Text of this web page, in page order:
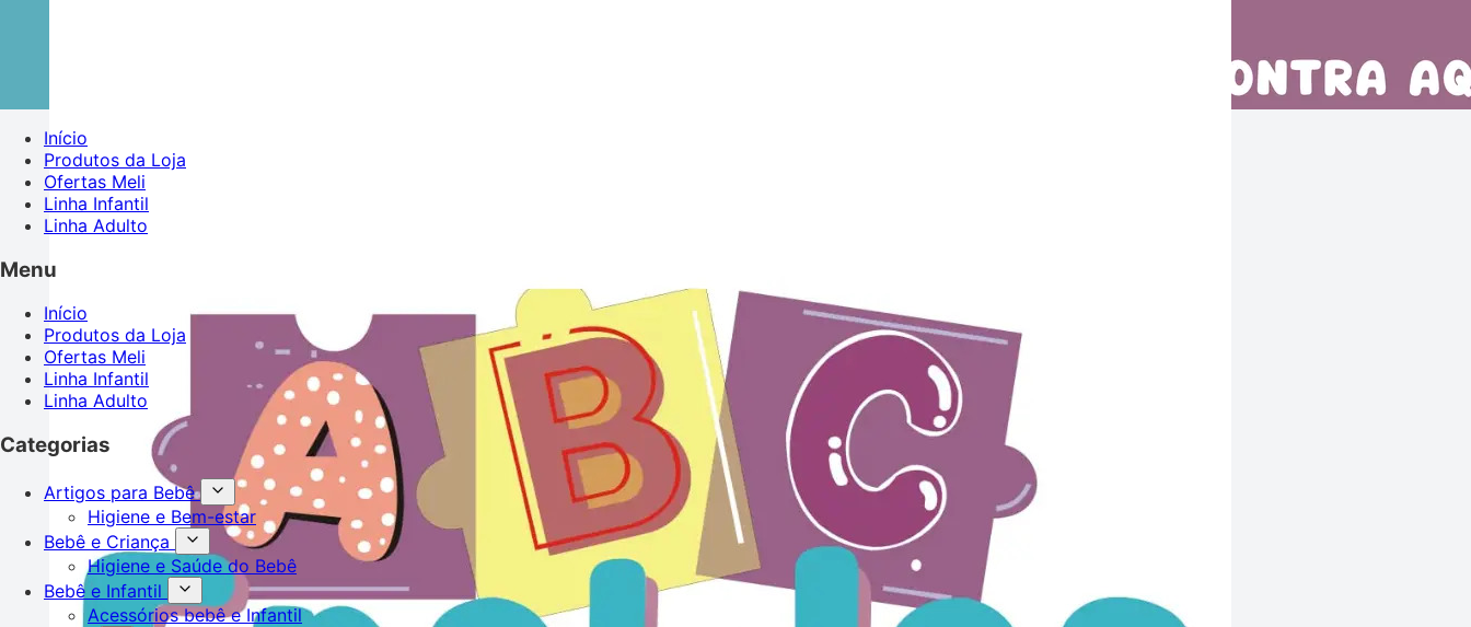
Início
Produtos da Loja
Ofertas Meli
Linha Infantil
Linha Adulto
Menu
Início
Produtos da Loja
Ofertas Meli
Linha Infantil
Linha Adulto
Categorias
Artigos para Bebê
Higiene e Bem-estar
Bebê e Criança
Higiene e Saúde do Bebê
Bebê e Infantil
Acessórios bebê e Infantil